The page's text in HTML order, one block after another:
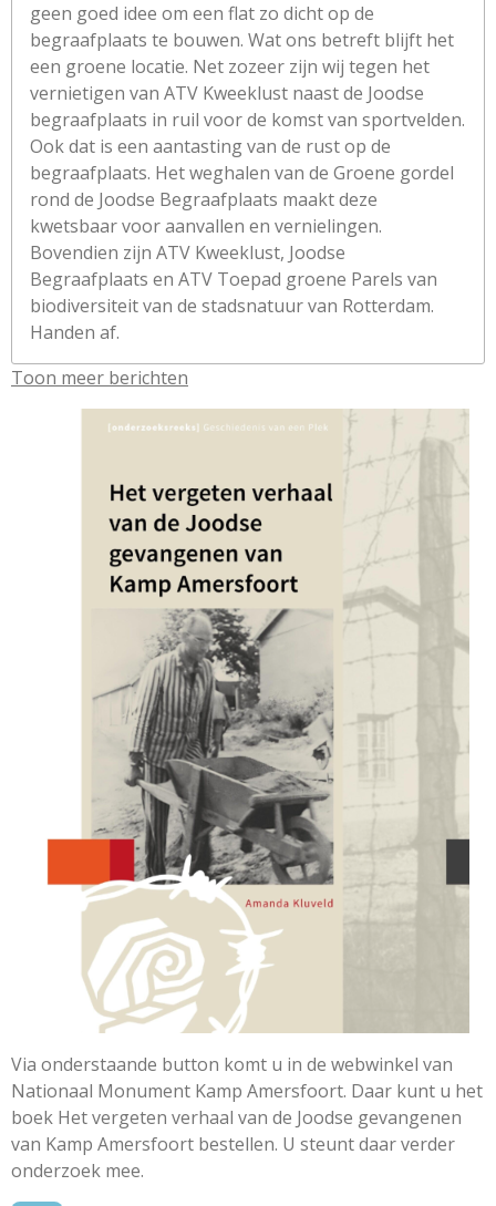
geen goed idee om een flat zo dicht op de
begraafplaats te bouwen. Wat ons betreft blijft het
een groene locatie. Net zozeer zijn wij tegen het
vernietigen van ATV Kweeklust naast de Joodse
begraafplaats in ruil voor de komst van sportvelden.
Ook dat is een aantasting van de rust op de
begraafplaats. Het weghalen van de Groene gordel
rond de Joodse Begraafplaats maakt deze
kwetsbaar voor aanvallen en vernielingen.
Bovendien zijn ATV Kweeklust, Joodse
Begraafplaats en ATV Toepad groene Parels van
biodiversiteit van de stadsnatuur van Rotterdam.
Handen af.
Toon meer berichten
Via onderstaande button komt u in de webwinkel van
Nationaal Monument Kamp Amersfoort. Daar kunt u het
boek Het vergeten verhaal van de Joodse gevangenen
van Kamp Amersfoort bestellen. U steunt daar verder
onderzoek mee.